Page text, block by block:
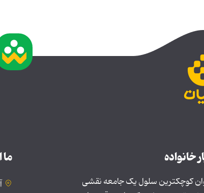
خانواده
کوچکترین سلول یک جامعه نقشی
ما